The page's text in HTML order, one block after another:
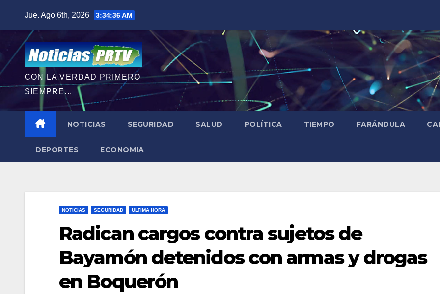
contenido
Jue. Ago 6th, 2026 3:34:37 AM
CON LA VERDAD PRIMERO
SIEMPRE...
NOTICIAS SEGURIDAD SALUD POLÍTICA TIEMPO FARÁNDULA
DEPORTES ECONOMIA
NOTICIAS SEGURIDAD ULTIMA HORA
Radican cargos contra sujetos de
Bayamón detenidos con armas y drogas
en Boquerón